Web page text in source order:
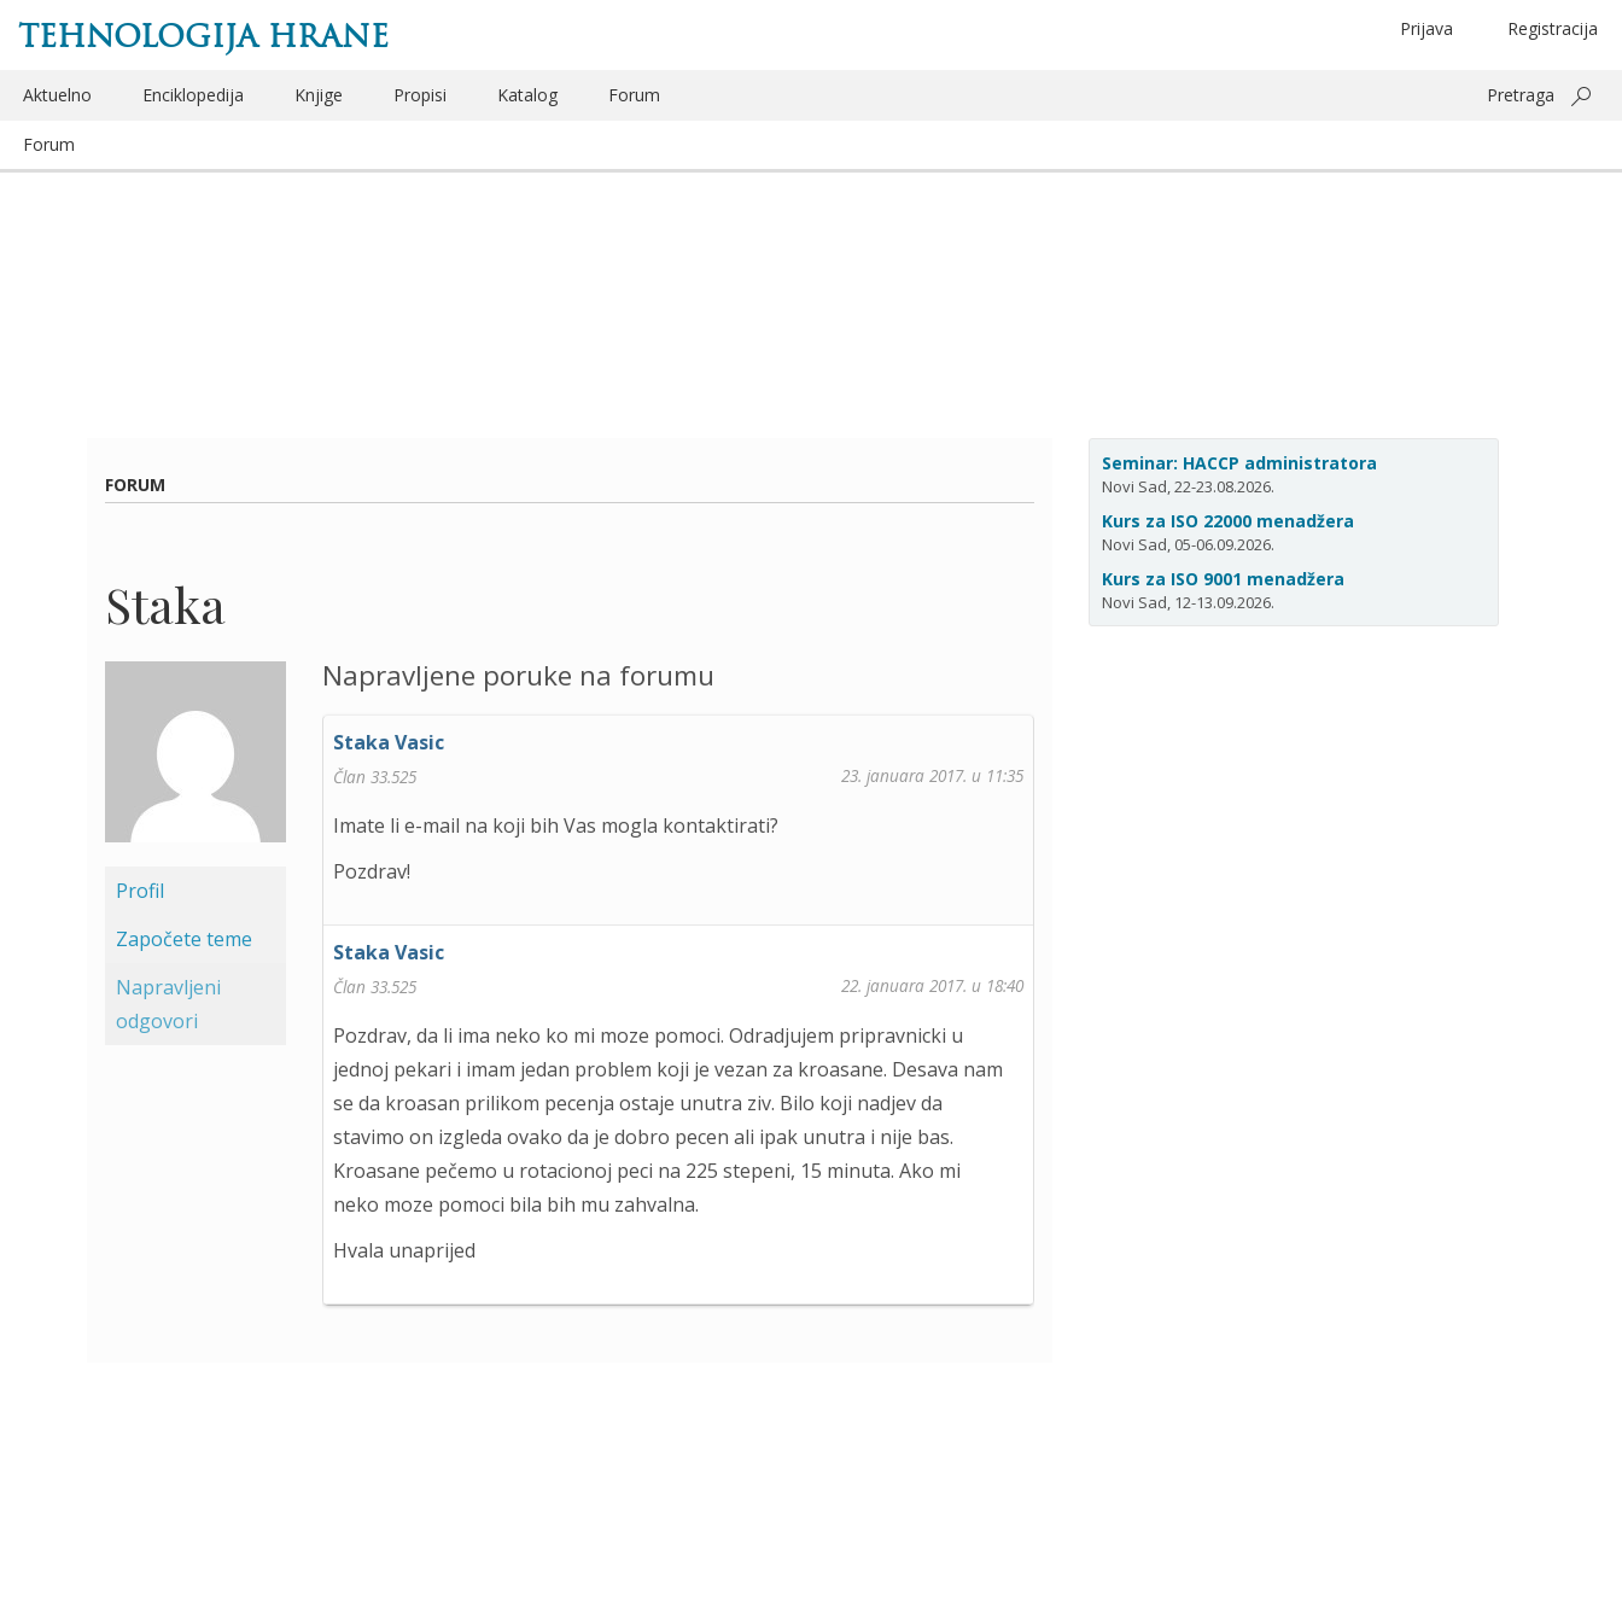
TEHNOLOGIJA HRANE Registracija
Prijava
Aktuelno Enciklopedija Knjige Propisi Katalog Forum Pretraga
Forum
FORUM
Staka
Profil
Započete teme
Napravljeni
odgovori
Napravljene poruke na forumu
Staka Vasic
Član 33.525 23. januara 2017. u 11:35
Imate li e-mail na koji bih Vas mogla kontaktirati?
Pozdrav!
Staka Vasic
Član 33.525 22. januara 2017. u 18:40
Pozdrav, da li ima neko ko mi moze pomoci. Odradjujem pripravnicki u
jednoj pekari i imam jedan problem koji je vezan za kroasane. Desava nam
se da kroasan prilikom pecenja ostaje unutra ziv. Bilo koji nadjev da
stavimo on izgleda ovako da je dobro pecen ali ipak unutra i nije bas.
Kroasane pečemo u rotacionoj peci na 225 stepeni, 15 minuta. Ako mi
neko moze pomoci bila bih mu zahvalna.
Hvala unaprijed
Seminar: HACCP administratora
Novi Sad, 22-23.08.2026.
Kurs za ISO 22000 menadžera
Novi Sad, 05-06.09.2026.
Kurs za ISO 9001 menadžera
Novi Sad, 12-13.09.2026.